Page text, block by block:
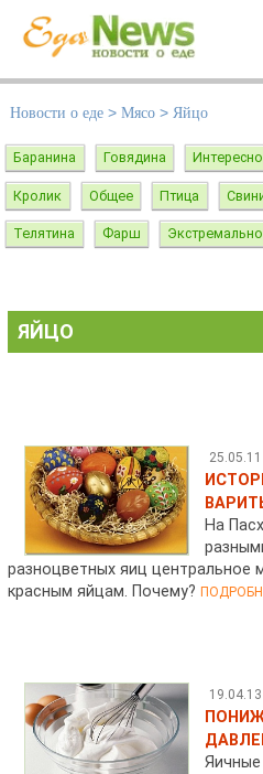
Новости о еде > Мясо > Яйцо
Баранина Говядина Интересно
Кролик Общее Птица
Телятина Фарш
ЯЙЦО
25.05.11
На
разноцветных яиц центральное
красным яйцам. Почему?
19.04.13